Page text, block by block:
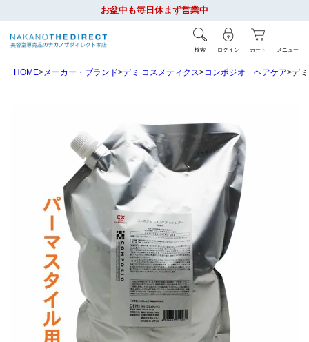
お盆中も毎日休まず営業中
検索 ログイン カート メニュー
HOME メーカー・ブランド デミ コスメティクス コンポジオ ヘアケア デ